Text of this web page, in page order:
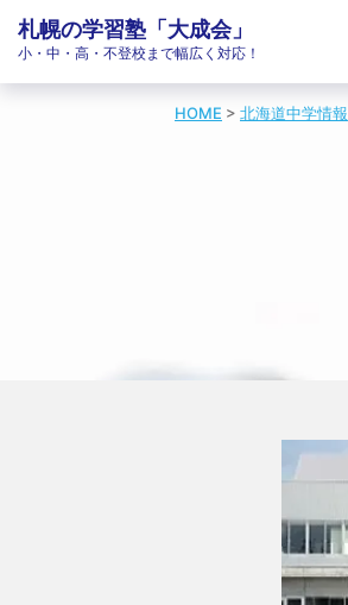
札幌の学習塾「大成会」
小・中・高・不登校まで幅広く対応！
HOME > 北海道中学情報